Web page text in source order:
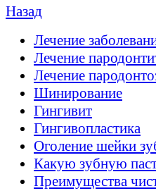
Назад
Лечение
Лечение
Лечение
Шинирование
Гингивит
Гингивопластика
Оголение шейки
Какую зубную
Преимущества